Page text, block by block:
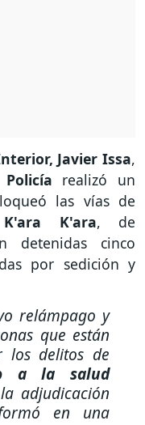
Javier Issa,
Policía realizó un
las vías de
K'ara, de
detenidas cinco
por sedición y
relámpago y
que están
los delitos de
a la salud
adjudicación
en una